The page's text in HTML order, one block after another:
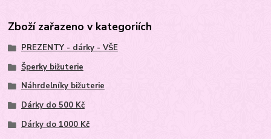
Zboží zařazeno v kategoriích
PREZENTY - dárky - VŠE
Šperky bižuterie
Náhrdelníky bižuterie
Dárky do 500 Kč
Dárky do 1000 Kč